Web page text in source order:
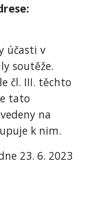
účasti v
soutěže.
čl. III. těchto
tato
na
k nim.
23. 6. 2023